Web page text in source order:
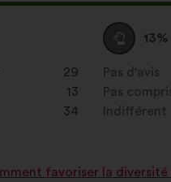
29
13
34
Vote
neutre
:
13%
Cette
proposition
a
été
qualifiée
Pas d'avis
:fois
Pas
:fois
Indifférent
fois
favoriser la